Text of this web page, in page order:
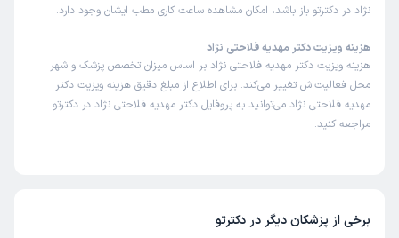
نژاد در دکترتو باز باشد، امکان مشاهده ساعت کاری مطب ایشان وجود دارد.
هزینه ویزیت دکتر مهدیه فلاحتی نژاد
هزینه ویزیت دکتر مهدیه فلاحتی نژاد بر اساس میزان تخصص پزشک و شهر
محل فعالیت‌اش تغییر می‌کند. برای اطلاع از مبلغ دقیق هزینه ویزیت دکتر
مهدیه فلاحتی نژاد می‌توانید به پروفایل دکتر مهدیه فلاحتی نژاد در دکترتو
مراجعه کنید.
برخی از پزشکان دیگر در دکترتو